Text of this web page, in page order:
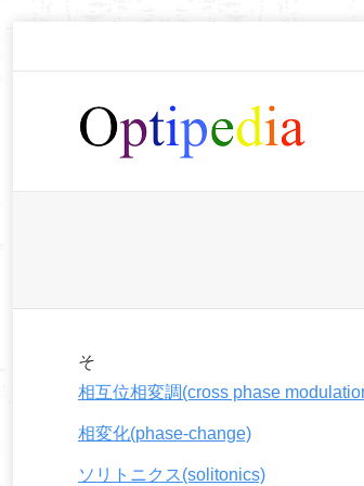
そ
相互位相変調(cross phase
相変化(phase-change)
ソリトニクス(solitonics)